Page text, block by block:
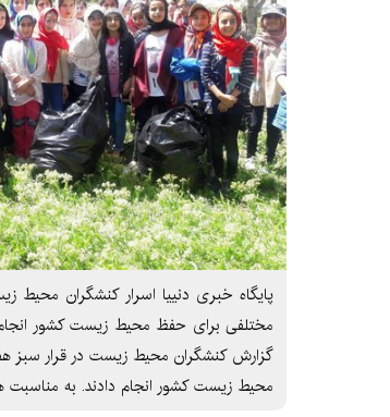
پایگاه خبری دنییا اسرار کنشگران محیط
مختلفی برای حفظ محیط زیست کشور انجام
گزارش کنشگران محیط زیست در قرار سبز
محیط زیست کشور انجام دادند. به